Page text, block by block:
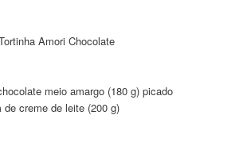
Amori Chocolate
meio amargo (180 g) picado
de creme de leite (200 g)